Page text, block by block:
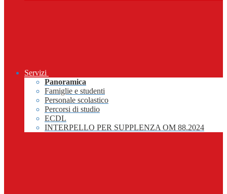
Servizi
Panoramica
Famiglie e studenti
Personale scolastico
Percorsi di studio
ECDL
INTERPELLO PER SUPPLENZA OM 88.2024